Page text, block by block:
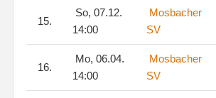
15.
So, 07.12.
14:00
Mosbacher
SV
16.
Mo, 06.04.
14:00
Mosbacher
SV